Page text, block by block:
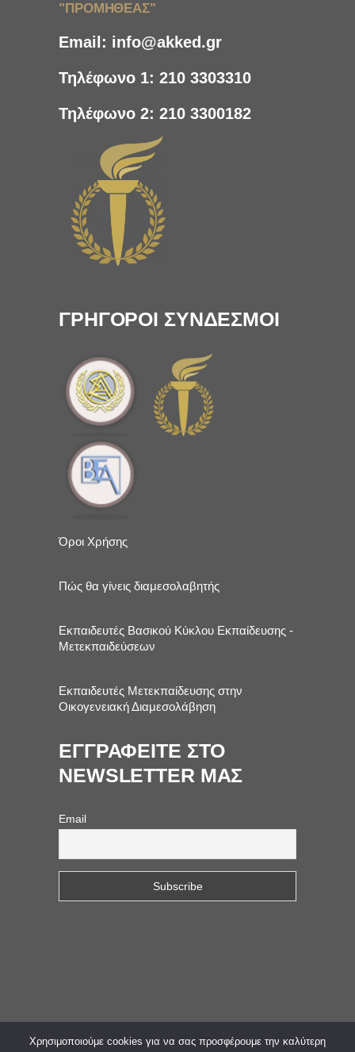
"ΠΡΟΜΗΘΕΑΣ"
Email: info@akked.gr
Τηλέφωνο 1: 210 3303310
Τηλέφωνο 2: 210 3300182
ΓΡΗΓΟΡΟΙ ΣΥΝΔΕΣΜΟΙ
Όροι Χρήσης
Πώς θα γίνεις διαμεσολαβητής
Εκπαιδευτές Βασικού Κύκλου Εκπαίδευσης -
Μετεκπαιδεύσεων
Εκπαιδευτές Μετεκπαίδευσης στην
Οικογενειακή Διαμεσολάβηση
ΕΓΓΡΑΦΕΙΤΕ ΣΤΟ
NEWSLETTER ΜΑΣ
Email
Χρησιμοποιούμε cookies για να σας προσφέρουμε την καλύτερη